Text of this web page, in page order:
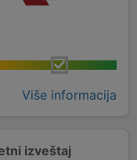
Više informacija
izveštaj